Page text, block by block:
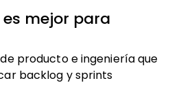
es mejor para
de producto e ingeniería que
backlog y sprints